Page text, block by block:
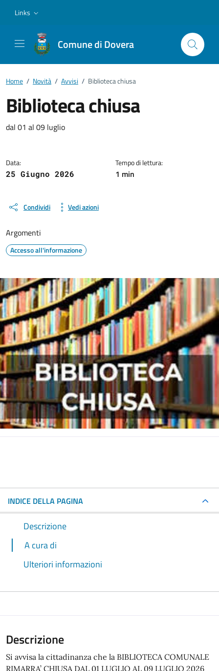
Links
Comune di Dovera
Home / Novità / Avvisi / Biblioteca chiusa
Biblioteca chiusa
Dettagli della notizia
dal 01 al 09 luglio
Data:
25 Giugno 2026
Tempo di lettura:
1 min
Condividi Vedi azioni
Argomenti
Accesso all'informazione
INDICE DELLA PAGINA
Descrizione
A cura di
Ulteriori informazioni
Descrizione
Si avvisa la cittadinanza che la BIBLIOTECA COMUNALE
RIMARRA’ CHIUSA DAL 01 LUGLIO AL 09 LUGLIO 2026